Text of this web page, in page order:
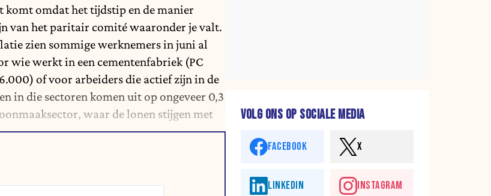
komt omdat het tijdstip en de manier
van het paritair comité waaronder je valt.
zien sommige werknemersin juni al
wie werkt in een cementenfabriek (PC
of voor arbeiders die actief zijn in de
in die sectoren komen uit op ongeveer 0,3
waar de lonen stijgen met
VOLG ONS OP SOCIALE MEDIA
FACEBOOK X
LINKEDIN INSTAGRAM